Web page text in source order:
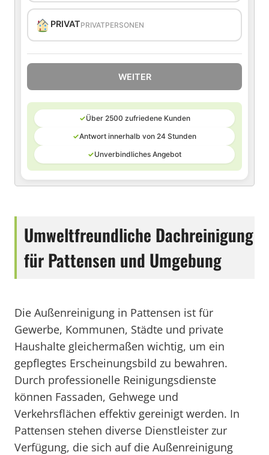
PRIVATPRIVATPERSONEN
WEITER
✓Über 2500 zufriedene Kunden
✓Antwort innerhalb von 24 Stunden
✓Unverbindliches Angebot
Umweltfreundliche Dachreinigung
für Pattensen und Umgebung
Die Außenreinigung in Pattensen ist für
Gewerbe, Kommunen, Städte und private
Haushalte gleichermaßen wichtig, um ein
gepflegtes Erscheinungsbild zu bewahren.
Durch professionelle Reinigungsdienste
können Fassaden, Gehwege und
Verkehrsflächen effektiv gereinigt werden. In
Pattensen stehen diverse Dienstleister zur
Verfügung, die sich auf die Außenreinigung